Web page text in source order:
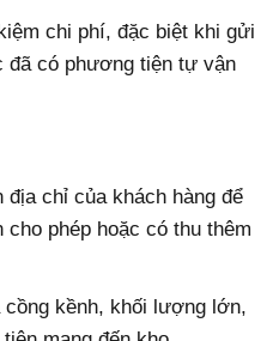
chi phí, đặc biệt khi gửi
đã có phương tiện tự vận
chỉ của khách hàng để
cho phép hoặc có thu thêm
kềnh, khối lượng lớn,